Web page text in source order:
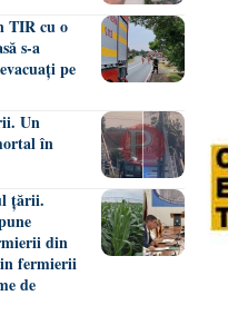
TIR cu o
s-a
pe
Un
în
țării.
din
fermierii
de